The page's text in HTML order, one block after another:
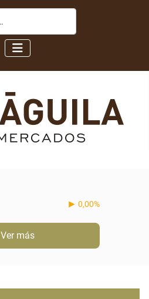
0,00%
Ver más